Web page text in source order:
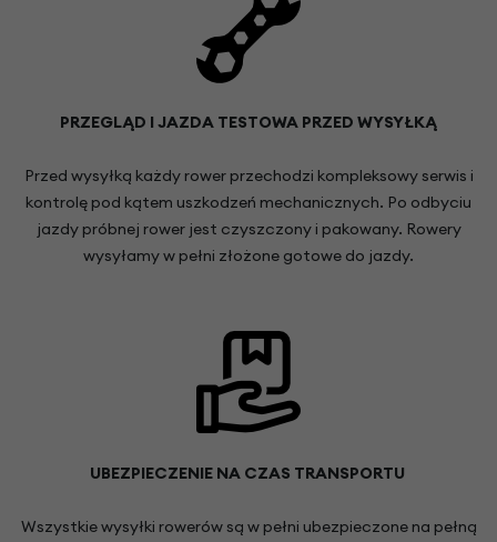
PRZEGLĄD I JAZDA TESTOWA PRZED WYSYŁKĄ
Przed wysyłką każdy rower przechodzi kompleksowy serwis i
kontrolę pod kątem uszkodzeń mechanicznych. Po odbyciu
jazdy próbnej rower jest czyszczony i pakowany. Rowery
wysyłamy w pełni złożone gotowe do jazdy.
UBEZPIECZENIE NA CZAS TRANSPORTU
Wszystkie wysyłki rowerów są w pełni ubezpieczone na pełną